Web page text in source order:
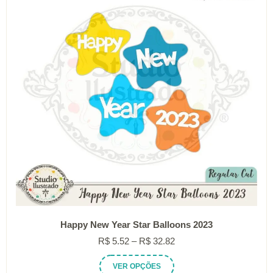
ser
escolhidas
na
página
do
produto
Happy New Year Star Balloons 2023
R$ 5.52 – R$ 32.82Faixa
VER OPÇÕES